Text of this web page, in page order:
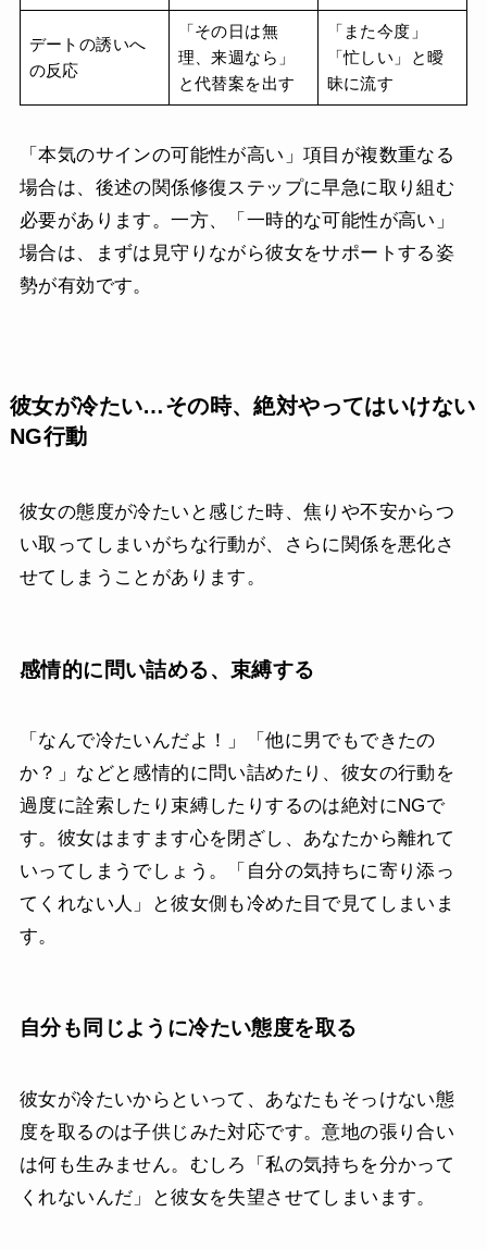
デートの誘いへ
の反応
「その日は無
理、来週なら」
と代替案を出す
「また今度」
「忙しい」と曖
昧に流す
「本気のサインの可能性が高い」項目が複数重なる
場合は、後述の関係修復ステップに早急に取り組む
必要があります。一方、「一時的な可能性が高い」
場合は、まずは見守りながら彼女をサポートする姿
勢が有効です。
彼女が冷たい…その時、絶対やってはいけない
NG行動
彼女の態度が冷たいと感じた時、焦りや不安からつ
い取ってしまいがちな行動が、さらに関係を悪化さ
せてしまうことがあります。
感情的に問い詰める、束縛する
「なんで冷たいんだよ！」「他に男でもできたの
か？」などと感情的に問い詰めたり、彼女の行動を
過度に詮索したり束縛したりするのは絶対にNGで
す。彼女はますます心を閉ざし、あなたから離れて
いってしまうでしょう。「自分の気持ちに寄り添っ
てくれない人」と彼女側も冷めた目で見てしまいま
す。
自分も同じように冷たい態度を取る
彼女が冷たいからといって、あなたもそっけない態
度を取るのは子供じみた対応です。意地の張り合い
は何も生みません。むしろ「私の気持ちを分かって
くれないんだ」と彼女を失望させてしまいます。